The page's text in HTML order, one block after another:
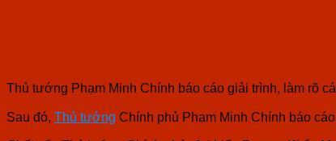
Thủ tướng Phạm Minh Chính báo cáo giải trình, làm rõ
Sau đó, Thủ tướng Chính phủ Phạm Minh Chính báo